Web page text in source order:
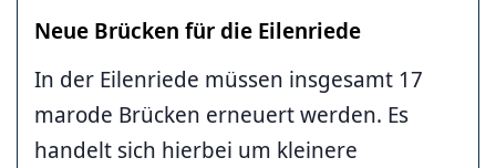
Neue Brücken für die Eilenriede
In der Eilenriede müssen insgesamt 17
marode Brücken erneuert werden. Es
handelt sich hierbei um kleinere